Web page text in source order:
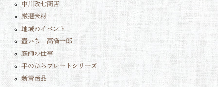
中川政七商店
厳選素材
地域のイベント
壺いち 髙橋一郎
庭師の仕事
手のひらプレートシリーズ
新着商品